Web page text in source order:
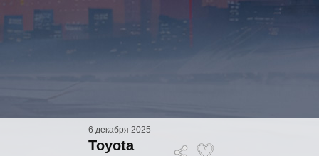
6 декабря 2025
Toyota